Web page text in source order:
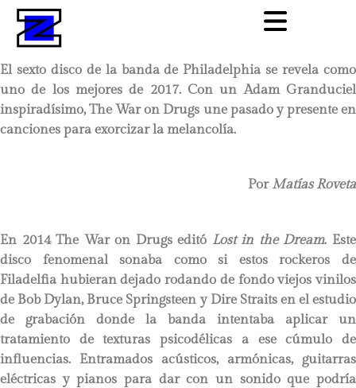
El sexto disco de la banda de Philadelphia se revela como
uno de los mejores de 2017. Con un Adam Granduciel
inspiradísimo, The War on Drugs une pasado y presente en
canciones para exorcizar la melancolía.
Por Matías Roveta
En 2014 The War on Drugs editó Lost in the Dream. Este
disco fenomenal sonaba como si estos rockeros de
Filadelfia hubieran dejado rodando de fondo viejos vinilos
de Bob Dylan, Bruce Springsteen y Dire Straits en el estudio
de grabación donde la banda intentaba aplicar un
tratamiento de texturas psicodélicas a ese cúmulo de
influencias. Entramados acústicos, armónicas, guitarras
eléctricas y pianos para dar con un sonido que podría